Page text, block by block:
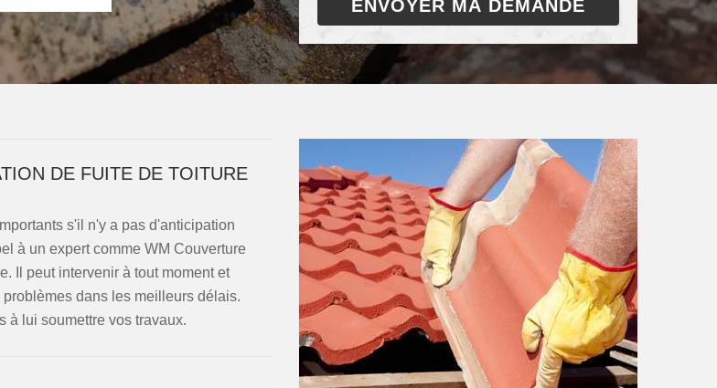
DE FUITE DE TOITURE
s'il n'y a pas d'anticipation
à un expert comme WM Couverture
Il peut intervenir à tout moment et
dans les meilleurs délais.
à lui soumettre vos travaux.